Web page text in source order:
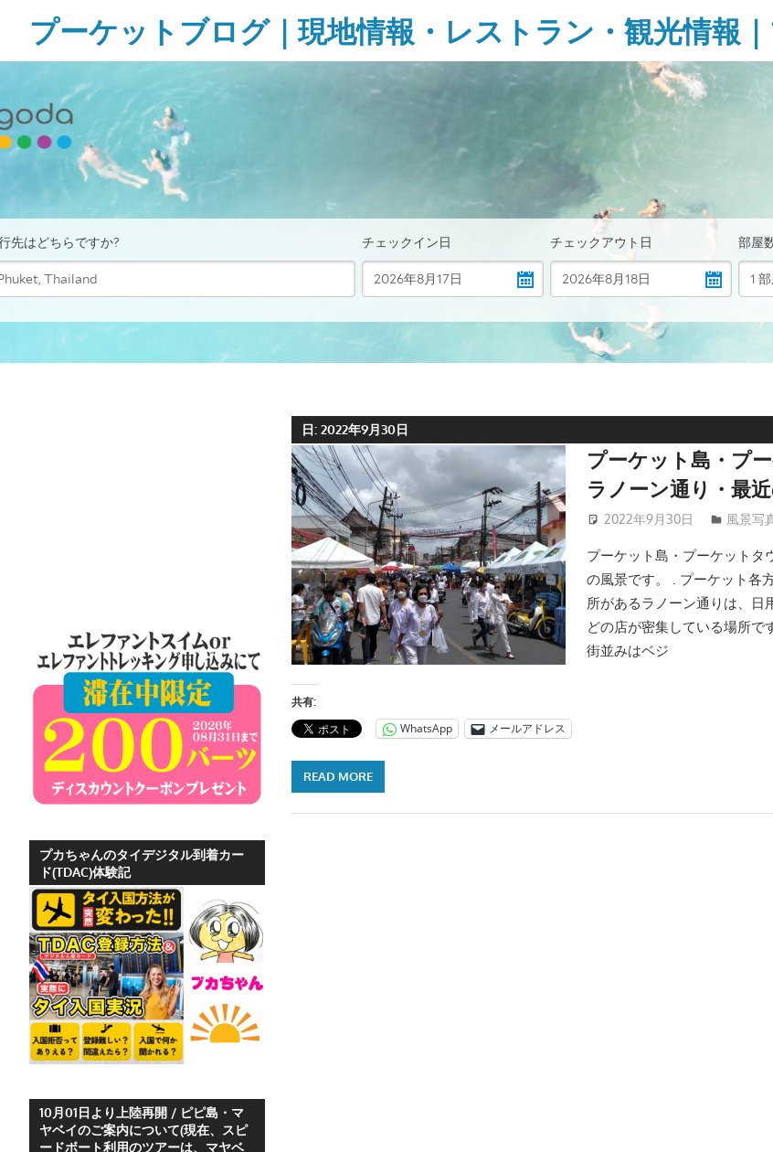
content
プーケットブログ｜現地情報・レストラン・観光情報
ガ
ド
ブ
無
い
様
ョ
ナ
や
テ
情
報、
レ
ス
ト
ラ
ン
情
や
日:2022年9月30日
プーケット島・プ
ラノーン通り・最
2022年9月30日 風景写
プーケット島・プーケットタ
の風景です。 . プーケット各
所があるラノーン通りは、日
どの店が密集している場所で
街並みはベジ
共有:
WhatsApp メールアドレス
READ MORE
プカちゃんのタイデジタル到着カー
ド(TDAC)体験記
10月01日より上陸再開 / ピピ島・マ
ヤベイのご案内について(現在、スピ
ードボート利用のツアーは、マヤベ